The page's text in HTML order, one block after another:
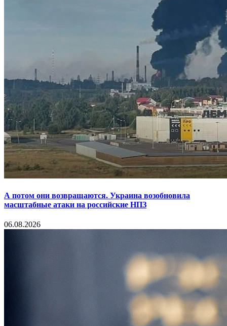
А потом они возвращаются. Украина возобновила
масштабные атаки на российские НПЗ
06.08.2026